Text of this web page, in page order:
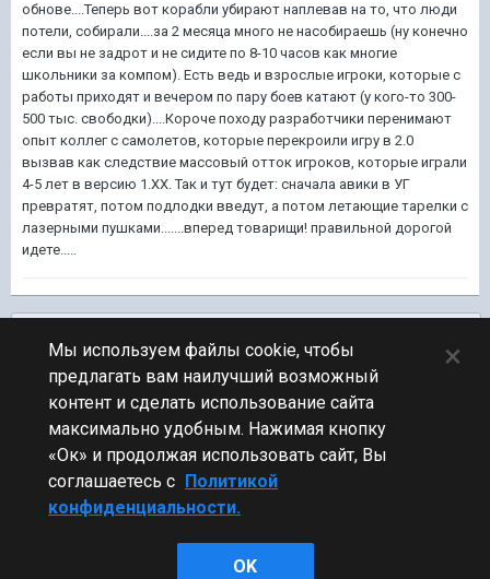
обнове....Теперь вот корабли убирают наплевав на то, что люди
потели, собирали....за 2 месяца много не насобираешь (ну конечно
если вы не задрот и не сидите по 8-10 часов как многие
школьники за компом). Есть ведь и взрослые игроки, которые с
работы приходят и вечером по пару боев катают (у кого-то 300-
500 тыс. свободки)....Короче походу разработчики перенимают
опыт коллег с самолетов, которые перекроили игру в 2.0
вызвав как следствие массовый отток игроков, которые играли
4-5 лет в версию 1.ХХ. Так и тут будет: сначала авики в УГ
превратят, потом подлодки введут, а потом летающие тарелки с
лазерными пушками.......вперед товарищи! правильной дорогой
идете.....
ПЕРЕЙТИ К СПИСКУ ТЕМ
Флудилка
Стиль
Мы используем файлы cookie, чтобы
предлагать вам наилучший возможный
контент и сделать использование сайта
максимально удобным. Нажимая кнопку
«Ок» и продолжая использовать сайт, Вы
соглашаетесь с Политикой
конфиденциальности.
OK
×